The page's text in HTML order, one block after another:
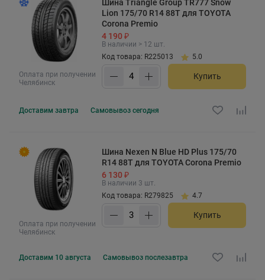
Оплата при получении
Челябинск
Шина Triangle Group TR777 Snow
Lion 175/70 R14 88T для TOYOTA
Corona Premio
4 190 ₽
В наличии > 12 шт.
Код товара: R225013
5.0
Купить
Доставим завтра Самовывоз сегодня
Оплата при получении
Челябинск
Шина Nexen N Blue HD Plus 175/70
R14 88T для TOYOTA Corona Premio
6 130 ₽
В наличии 3 шт.
Код товара: R279825
4.7
Купить
Доставим 10 августа Самовывоз послезавтра